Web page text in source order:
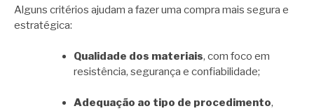
Alguns critérios ajudam a fazer uma compra mais segura e
estratégica:
Qualidade dos materiais, com foco em
resistência, segurança e confiabilidade;
Adequação ao tipo de procedimento,